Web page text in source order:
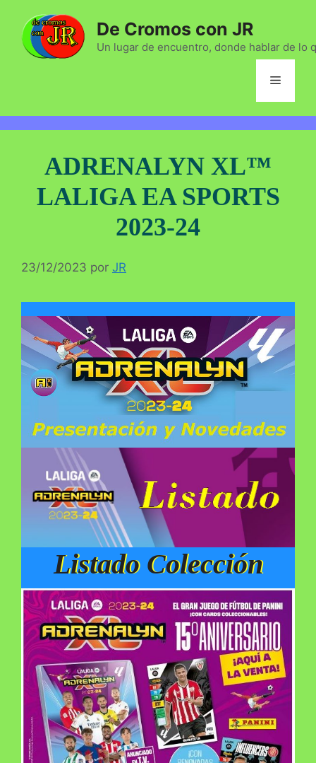
contenido
De Cromos con JR
Un lugar de encuentro, donde hablar de lo
Menú
ADRENALYN XL™
LALIGA EA SPORTS
2023-24
23/12/2023 por JR
Listado Colección